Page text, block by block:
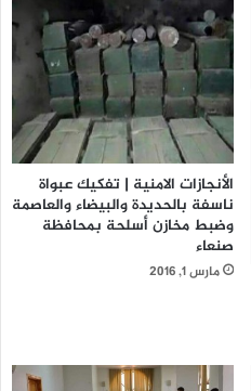
الأنجازات الامنية | تفكيك عبواة
ناسفة بالحديدة والبيضاء والعاصمة
وضبط مخازن أسلحة بمحافظة
صنعاء
مارس 1, 2016